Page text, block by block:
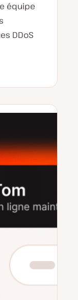
équipe
DDoS